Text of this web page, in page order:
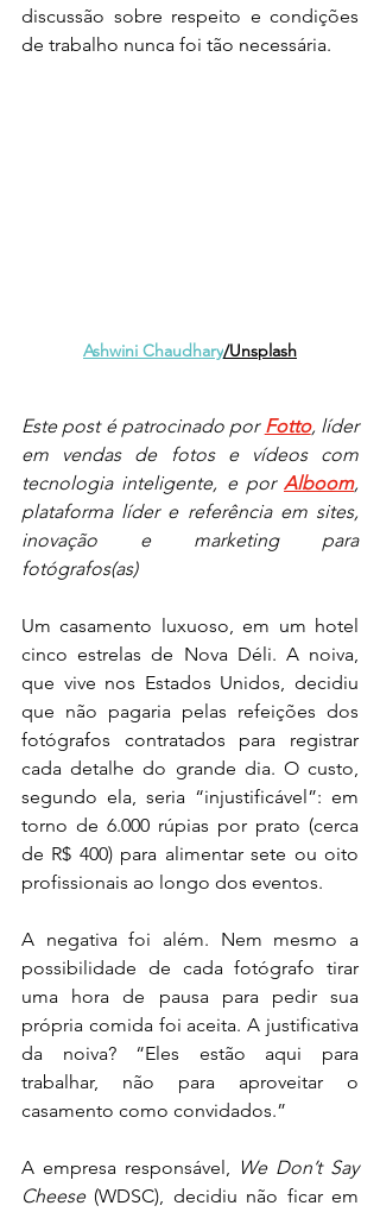
discussão sobre respeito e condições
de trabalho nunca foi tão necessária.
Ashwini Chaudhary/Unsplash
Este post é patrocinado por Fotto, líder
em vendas de fotos e vídeos com
tecnologia inteligente, e por Alboom,
plataforma líder e referência em sites,
inovação e marketing para
fotógrafos(as)
Um casamento luxuoso, em um hotel
cinco estrelas de Nova Déli. A noiva,
que vive nos Estados Unidos, decidiu
que não pagaria pelas refeições dos
fotógrafos contratados para registrar
cada detalhe do grande dia. O custo,
segundo ela, seria “injustificável”: em
torno de 6.000 rúpias por prato (cerca
de R$ 400) para alimentar sete ou oito
profissionais ao longo dos eventos.
A negativa foi além. Nem mesmo a
possibilidade de cada fotógrafo tirar
uma hora de pausa para pedir sua
própria comida foi aceita. A justificativa
da noiva? “Eles estão aqui para
trabalhar, não para aproveitar o
casamento como convidados.”
A empresa responsável, We Don’t Say
Cheese (WDSC), decidiu não ficar em